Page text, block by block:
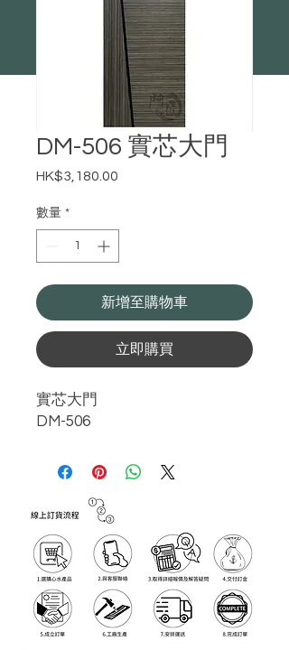
DM-506 實芯大門
HK$3,180.00
數量 *
新增至購物車
立即購買
實芯大門
DM-506